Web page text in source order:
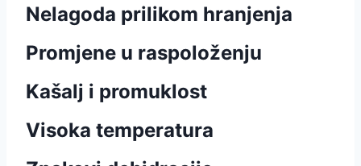
Nelagoda prilikom hranjenja
Promjene u raspoloženju
Kašalj i promuklost
Visoka temperatura